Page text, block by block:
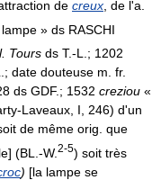
de creux , de l'a.
» ds RASCHI
Tours ds T.-L.; 1202
date douteuse m. fr.
ds GDF.; 1532 creziou «
Laveaux, I, 246) d'un
de même orig. que
(BL.-W. 2-5) soit très
) [la lampe se